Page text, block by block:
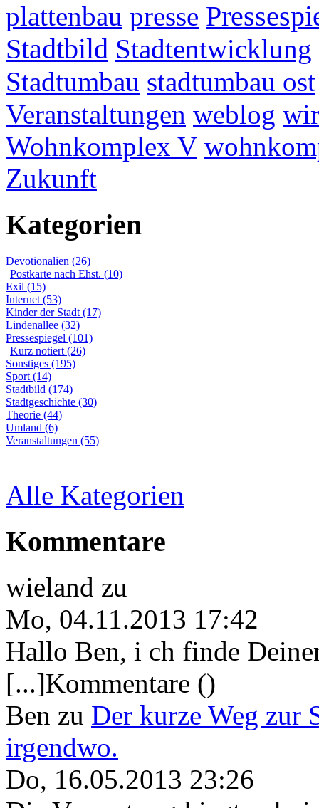
plattenbau presse
Stadtbild Stadtentwicklung
Stadtumbau stadtumbau ost
Veranstaltungen weblog
Wohnkomplex V
Zukunft
Kategorien
Devotionalien (26)
Postkarte nach Ehst. (10)
Exil (15)
Internet (53)
Kinder der Stadt (17)
Lindenallee (32)
Pressespiegel (101)
Kurz notiert (26)
Sonstiges (195)
Sport (14)
Stadtbild (174)
Stadtgeschichte (30)
Theorie (44)
Umland (6)
Veranstaltungen (55)
Alle Kategorien
Kommentare
wieland zu
Mo, 04.11.2013 17:42
Hallo Ben, i ch finde
[...]Kommentare ()
Ben zu Der kurze Weg zur
irgendwo.
Do, 16.05.2013 23:26